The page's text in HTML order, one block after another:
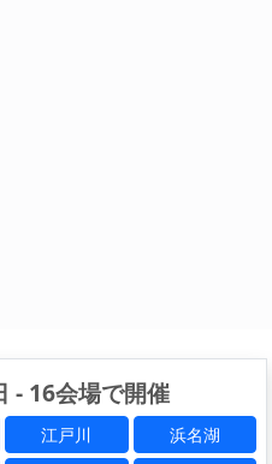
- 16会場で開催
江戸川
浜名湖